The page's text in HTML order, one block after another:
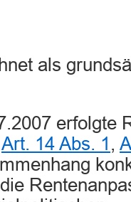
als
erfolgte
Art. 14 Abs. 1 ,